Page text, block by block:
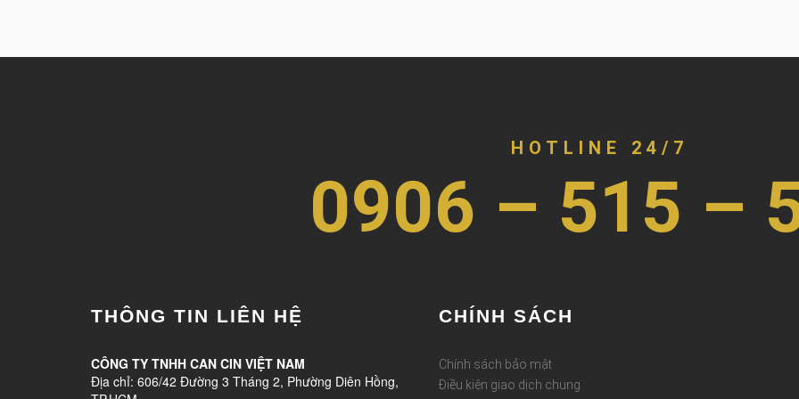
HOTLINE 24/7
0906 – 515 –
THÔNG TIN LIÊN HỆ
CÔNG TY TNHH CAN CIN VIỆT NAM
Địa chỉ: 606/42 Đường 3 Tháng 2, Phường Diên Hồng,
CHÍNH SÁCH
Chính sách bảo mật
Điều kiện giao dịch chung